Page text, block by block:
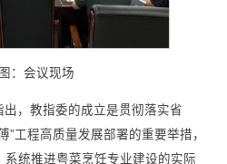
图：会议现场
，教指委的成立是贯彻落实省
”工程高质量发展部署的重要举措，
统推进粤菜烹饪专业建设的实际